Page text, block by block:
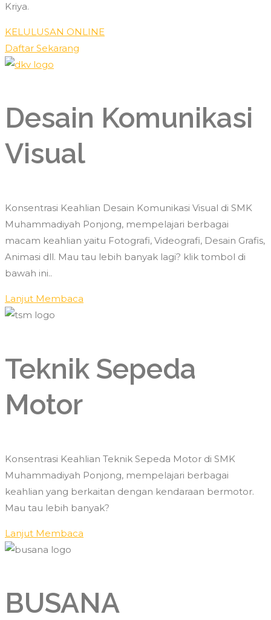
Kriya.
KELULUSAN ONLINE
Daftar Sekarang
Desain Komunikasi
Visual
Konsentrasi Keahlian Desain Komunikasi Visual di SMK
Muhammadiyah Ponjong, mempelajari berbagai
macam keahlian yaitu Fotografi, Videografi, Desain Grafis,
Animasi dll. Mau tau lebih banyak lagi? klik tombol di
bawah ini..
Lanjut Membaca
Teknik Sepeda
Motor
Konsentrasi Keahlian Teknik Sepeda Motor di SMK
Muhammadiyah Ponjong, mempelajari berbagai
keahlian yang berkaitan dengan kendaraan bermotor.
Mau tau lebih banyak?
Lanjut Membaca
BUSANA